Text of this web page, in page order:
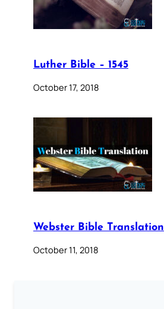
Luther Bible – 1545
October 17, 2018
Webster Bible Translation
October 11, 2018